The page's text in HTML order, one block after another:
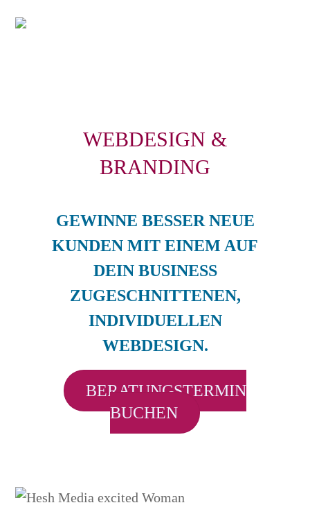
WEBDESIGN &
BRANDING
GEWINNE BESSER NEUE
KUNDEN MIT EINEM AUF
DEIN BUSINESS
ZUGESCHNITTENEN,
INDIVIDUELLEN
WEBDESIGN.
BERATUNGSTERMIN
BUCHEN